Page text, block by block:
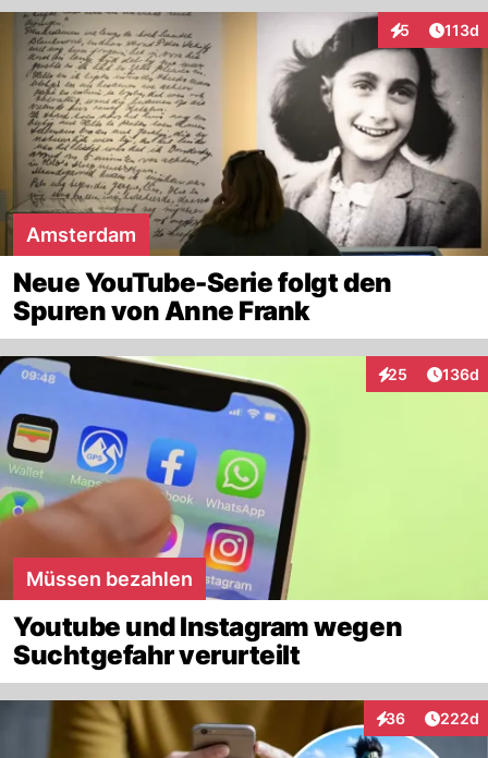
5
Interaktionen
113d
Amsterdam
Neue YouTube-Serie folgt den
Spuren von Anne Frank
25
Interaktionen
136d
Müssen bezahlen
Youtube und Instagram wegen
Suchtgefahr verurteilt
36
Interaktionen
222d